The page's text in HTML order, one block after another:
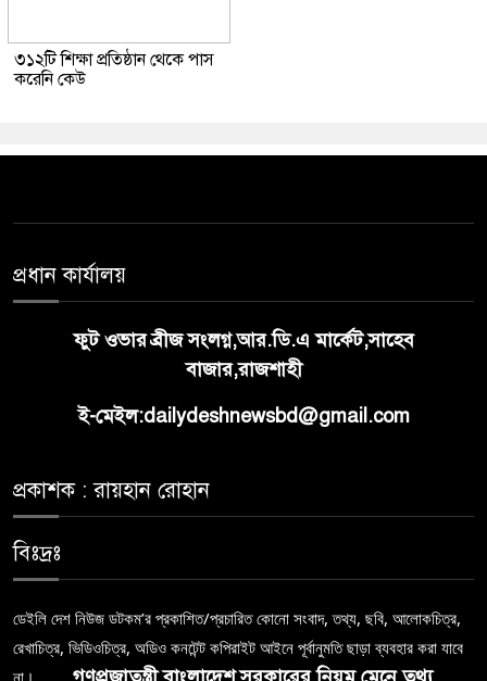
৩১২টি শিক্ষা প্রতিষ্ঠান থেকে পাস
করেনি কেউ
প্রধান কার্যালয়
ফুট ওভার ব্রীজ সংলগ্ন,আর.ডি.এ মার্কেট,সাহেব
বাজার,রাজশাহী
ই-মেইল:dailydeshnewsbd@gmail.com
প্রকাশক : রায়হান রোহান
বিঃদ্রঃ
ডেইলি দেশ নিউজ ডটকম’র প্রকাশিত/প্রচারিত কোনো সংবাদ, তথ্য, ছবি, আলোকচিত্র,
রেখাচিত্র, ভিডিওচিত্র, অডিও কনটেন্ট কপিরাইট আইনে পূর্বানুমতি ছাড়া ব্যবহার করা যাবে